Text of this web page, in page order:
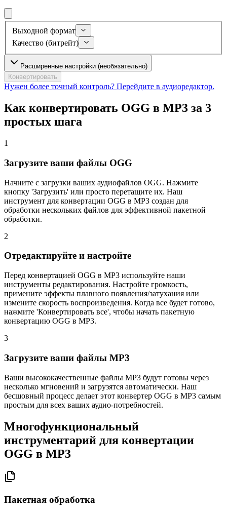
Выходной формат
Качество (битрейт)
Расширенные настройки (необязательно)
Конвертировать
Нужен более точный контроль? Перейдите в аудиоредактор.
Как конвертировать OGG в MP3 за 3
простых шага
1
Загрузите ваши файлы OGG
Начните с загрузки ваших аудиофайлов OGG. Нажмите
кнопку 'Загрузить' или просто перетащите их. Наш
инструмент для конвертации OGG в MP3 создан для
обработки нескольких файлов для эффективной пакетной
обработки.
2
Отредактируйте и настройте
Перед конвертацией OGG в MP3 используйте наши
инструменты редактирования. Настройте громкость,
примените эффекты плавного появления/затухания или
измените скорость воспроизведения. Когда все будет готово,
нажмите 'Конвертировать все', чтобы начать пакетную
конвертацию OGG в MP3.
3
Загрузите ваши файлы MP3
Ваши высококачественные файлы MP3 будут готовы через
несколько мгновений и загрузятся автоматически. Наш
бесшовный процесс делает этот конвертер OGG в MP3 самым
простым для всех ваших аудио-потребностей.
Многофункциональный
инструментарий для конвертации
OGG в MP3
Пакетная обработка